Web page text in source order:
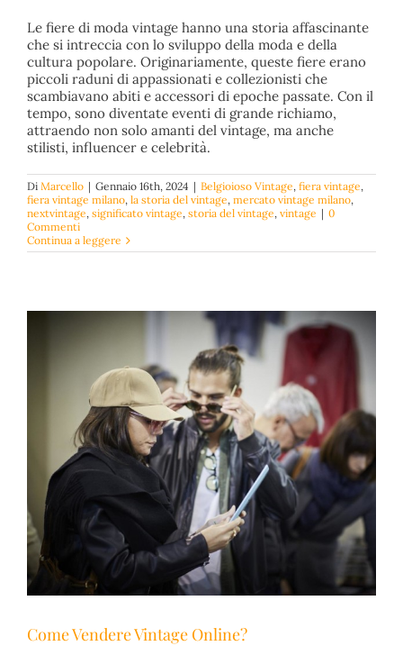
Storia delle Fiere di Moda Vintage : dalle Origini alla
Ribalta Globale
Belgioioso Vintage fiera vintage fiera vintage milano la
storia del vintage mercato vintage milano nextvintage
significato vintage storia del vintage vintage
Le fiere di moda vintage hanno una storia affascinante
che si intreccia con lo sviluppo della moda e della
cultura popolare. Originariamente, queste fiere erano
piccoli raduni di appassionati e collezionisti che
scambiavano abiti e accessori di epoche passate. Con il
tempo, sono diventate eventi di grande richiamo,
attraendo non solo amanti del vintage, ma anche
stilisti, influencer e celebrità.
Di Marcello | Gennaio 16th, 2024 | Belgioioso Vintage, fiera vintage,
fiera vintage milano, la storia del vintage, mercato vintage milano,
nextvintage, significato vintage, storia del vintage, vintage | 0
Commenti
Continua a leggere
Come Vendere Vintage Online?